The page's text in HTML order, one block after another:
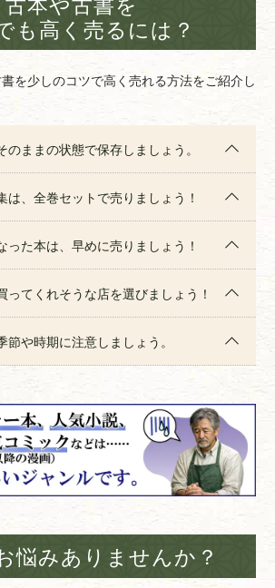
も高く売るには？
を少しのコツで高く売れる方法をご紹介し
のままの状態で保存しましょう。
は、全巻セットで売りましょう！
った本は、早めに売りましょう！
ってくれそうな店を選びましょう！
節や時期に注意しましょう。
悩みありませんか？